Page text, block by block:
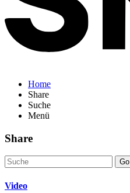
Home
Share
Suche
Menü
Share
Go
Video